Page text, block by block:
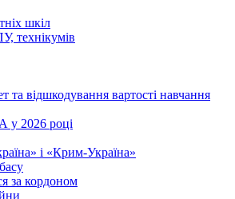
шкіл
технікумів
відшкодування вартості навчання
2026 році
і «Крим-Україна»
за кордоном